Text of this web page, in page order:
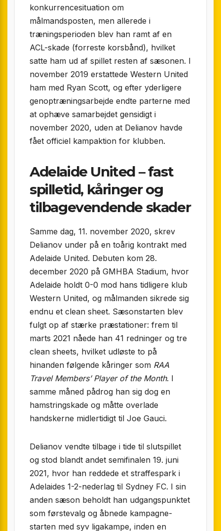
konkurrencesituation om
målmandsposten, men allerede i
træningsperioden blev han ramt af en
ACL-skade (forreste korsbånd), hvilket
satte ham ud af spillet resten af sæsonen. I
november 2019 erstattede Western United
ham med Ryan Scott, og efter yderligere
genoptræningsarbejde endte parterne med
at ophæve samarbejdet gensidigt i
november 2020, uden at Delianov havde
fået officiel kampaktion for klubben.
Adelaide United – fast
spilletid, kåringer og
tilbagevendende skader
Samme dag, 11. november 2020, skrev
Delianov under på en toårig kontrakt med
Adelaide United. Debuten kom 28.
december 2020 på GMHBA Stadium, hvor
Adelaide holdt 0-0 mod hans tidligere klub
Western United, og målmanden sikrede sig
endnu et clean sheet. Sæsonstarten blev
fulgt op af stærke præstationer: frem til
marts 2021 nåede han 41 redninger og tre
clean sheets, hvilket udløste to på
hinanden følgende kåringer som RAA
Travel Members’ Player of the Month. I
samme måned pådrog han sig dog en
hamstringskade og måtte overlade
handskerne midlertidigt til Joe Gauci.
Delianov vendte tilbage i tide til slutspillet
og stod blandt andet semifinalen 19. juni
2021, hvor han reddede et straffespark i
Adelaides 1-2-nederlag til Sydney FC. I sin
anden sæson beholdt han udgangspunktet
som førstevalg og åbnede kampagne­
starten med syv ligakampe, inden en